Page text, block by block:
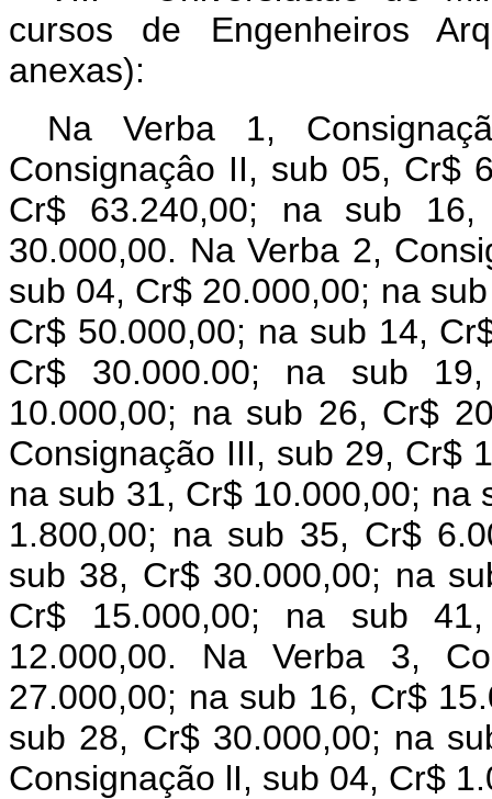
cursos de Engenheiros
anexas):
Na Verba 1,
Consignaçâo II, sub 05, Cr$
Cr$ 63.240,00; na sub
30.000,00. Na Verba 2,
sub 04, Cr$ 20.000,00; na
Cr$ 50.000,00; na sub 14,
Cr$ 30.000.00; na sub
10.000,00; na sub 26, Cr$
Consignação III, sub 29, Cr$
na sub 31, Cr$ 10.000,00; na
1.800,00; na sub 35, Cr$
sub 38, Cr$ 30.000,00; na
Cr$ 15.000,00; na sub
12.000,00. Na Verba 3,
27.000,00; na sub 16, Cr$
sub 28, Cr$ 30.000,00; na
Consignação lI, sub 04, Cr$